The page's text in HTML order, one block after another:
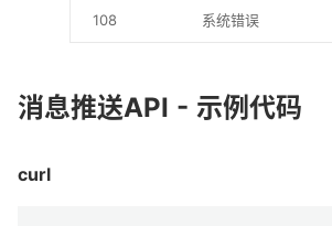
108 系统错误
消息推送API - 示例代码
curl